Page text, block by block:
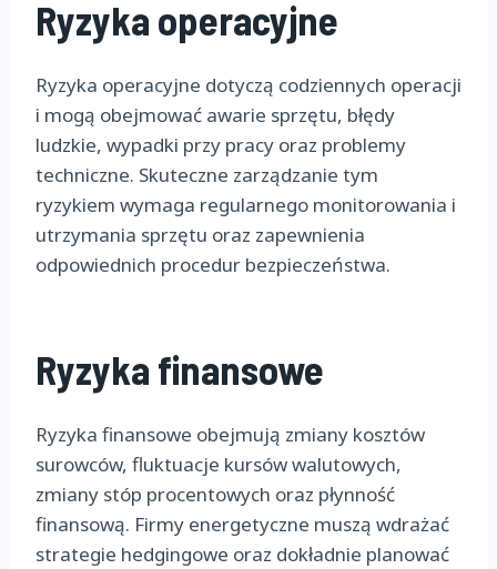
Ryzyka operacyjne
Ryzyka operacyjne dotyczą codziennych operacji
i mogą obejmować awarie sprzętu, błędy
ludzkie, wypadki przy pracy oraz problemy
techniczne. Skuteczne zarządzanie tym
ryzykiem wymaga regularnego monitorowania i
utrzymania sprzętu oraz zapewnienia
odpowiednich procedur bezpieczeństwa.
Ryzyka finansowe
Ryzyka finansowe obejmują zmiany kosztów
surowców, fluktuacje kursów walutowych,
zmiany stóp procentowych oraz płynność
finansową. Firmy energetyczne muszą wdrażać
strategie hedgingowe oraz dokładnie planować